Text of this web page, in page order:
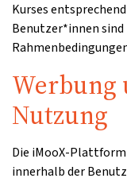
Kurses
Benutzer*innen
Werbung
Nutzung
Die iMooX-
innerhalb der